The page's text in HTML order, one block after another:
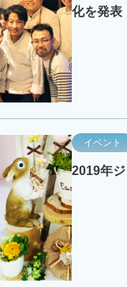
化を発表
イベント
2019年ジ